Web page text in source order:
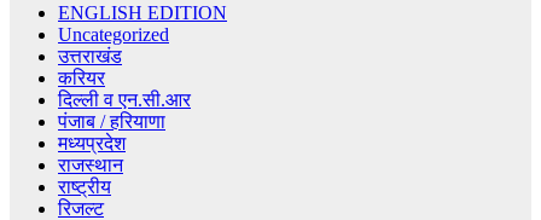
ENGLISH EDITION
Uncategorized
उत्तराखंड
करियर
दिल्ली व एन.सी.आर
पंजाब / हरियाणा
मध्यप्रदेश
राजस्थान
राष्ट्रीय
रिजल्ट